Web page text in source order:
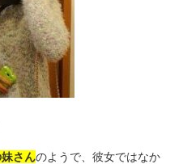
さんのようで、彼女ではなか